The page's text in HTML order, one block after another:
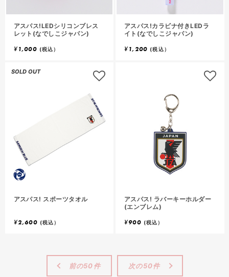
アスパス!LEDシリコンブレス
レット(なでしこジャパン)
¥1,000 (税込）
アスパス!カラビナ付きLEDラ
イト(なでしこジャパン)
¥1,200 (税込）
SOLD OUT
アスパス! スポーツタオル
¥2,600 (税込）
アスパス! ラバーキーホルダー
(エンブレム)
¥900 (税込）
前の50件 次の50件